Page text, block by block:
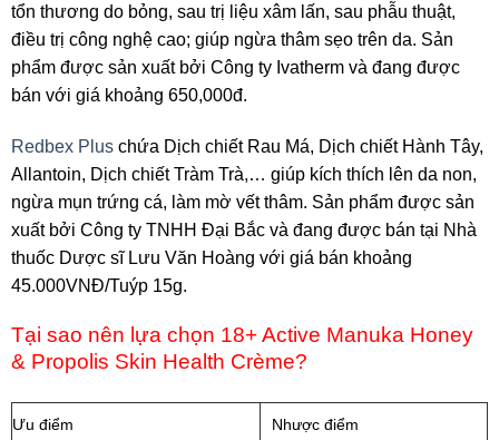
tổn thương do bỏng, sau trị liệu xâm lấn, sau phẫu thuật,
điều trị công nghệ cao; giúp ngừa thâm sẹo trên da. Sản
phẩm được sản xuất bởi Công ty Ivatherm và đang được
bán với giá khoảng 650,000đ.
Redbex Plus chứa Dịch chiết Rau Má, Dịch chiết Hành Tây,
Allantoin, Dịch chiết Tràm Trà,… giúp kích thích lên da non,
ngừa mụn trứng cá, làm mờ vết thâm. Sản phẩm được sản
xuất bởi Công ty TNHH Đại Bắc và đang được bán tại Nhà
thuốc Dược sĩ Lưu Văn Hoàng với giá bán khoảng
45.000VNĐ/Tuýp 15g.
Tại sao nên lựa chọn 18+ Active Manuka Honey
& Propolis Skin Health Crème?
Ưu điểm Nhược điểm